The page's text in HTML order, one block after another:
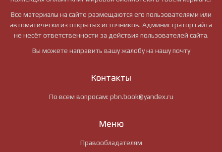
Все материалы на сайте размещаются его пользователями или
автоматически из открытых источников. Администратор сайта
не несёт ответственности за действия пользователей сайта.
Вы можете направить вашу жалобу на нашу почту
Контакты
По всем вопросам: pbn.book@yandex.ru
Меню
Правообладателям